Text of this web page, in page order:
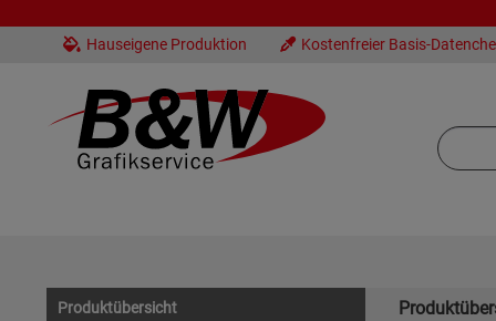
Hauseigene Produktion Kostenfreier Basis-
Produktübersicht